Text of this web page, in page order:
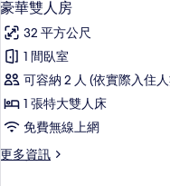
所
有
相
片
With
View
的
情
示
豪
華
雙
人
房
的
11
豪華雙人房
32 平方公尺
1 間臥室
可容納 2 人 (依實際入住
1 張特大雙人床
免費無線上網
更多資訊
更